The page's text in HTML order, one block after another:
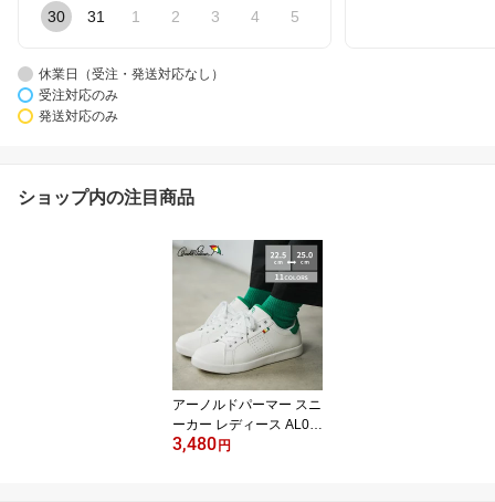
30 31 1 2 3 4 5
休業日（受注・発送対応なし）
受注対応のみ
発送対応のみ
ショップ内の注目商品
アーノルドパーマー スニ
ーカー レディース AL07
02 軽量 歩きやすい ロー
3,480 円